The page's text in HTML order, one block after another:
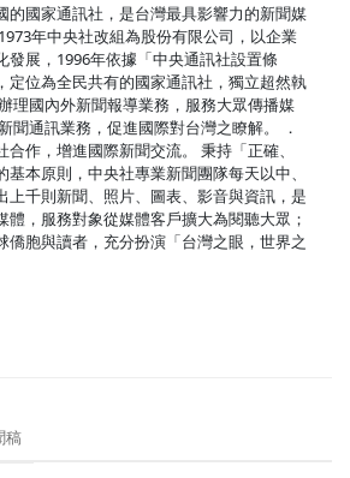
的國家通訊社，是台灣最具影響力的新聞媒
年中央社改組為股份有限公司，以企業
發展，1996年依據「中央通訊社設置條
定位為全民共有的國家通訊社，獨立超然執
理國內外新聞報導業務，服務大眾傳播媒
聞通訊業務，促進國際對台灣之瞭解。 ．
作，增進國際新聞交流。 秉持「正確、
本原則，中央社專業新聞團隊每天以中、
上千則新聞、照片、圖表、影音與資訊，是
體，服務對象從媒體客戶擴大為閱聽大眾；
僑胞與讀者，充分扮演「台灣之眼，世界之
稿